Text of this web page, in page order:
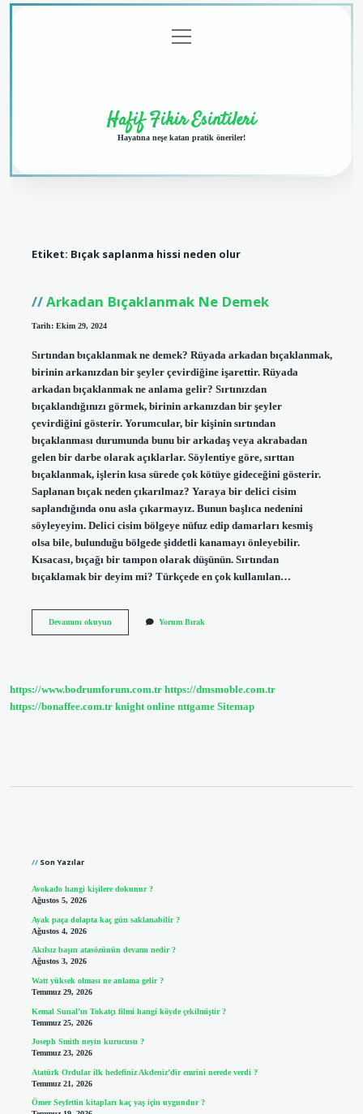
menüyü
aç
Hafif Fikir Esintileri
Hayatına neşe katan pratik öneriler!
Etiket: Bıçak saplanma hissi neden olur
Arkadan Bıçaklanmak Ne Demek
Tarih: Ekim 29, 2024
Sırtından bıçaklanmak ne demek? Rüyada arkadan bıçaklanmak,
birinin arkanızdan bir şeyler çevirdiğine işarettir. Rüyada
arkadan bıçaklanmak ne anlama gelir? Sırtınızdan
bıçaklandığınızı görmek, birinin arkanızdan bir şeyler
çevirdiğini gösterir. Yorumcular, bir kişinin sırtından
bıçaklanması durumunda bunu bir arkadaş veya akrabadan
gelen bir darbe olarak açıklarlar. Söylentiye göre, sırttan
bıçaklanmak, işlerin kısa sürede çok kötüye gideceğini gösterir.
Saplanan bıçak neden çıkarılmaz? Yaraya bir delici cisim
saplandığında onu asla çıkarmayız. Bunun başlıca nedenini
söyleyeyim. Delici cisim bölgeye nüfuz edip damarları kesmiş
olsa bile, bulunduğu bölgede şiddetli kanamayı önleyebilir.
Kısacası, bıçağı bir tampon olarak düşünün. Sırtından
bıçaklamak bir deyim mi? Türkçede en çok kullanılan…
Devamını okuyunArkadan
Yorum Bırak
https://www.bodrumforum.com.tr https://dmsmoble.com.tr
https://bonaffee.com.tr knight online nttgame Sitemap
Son Yazılar
Avokado hangi kişilere dokunur ?
Ağustos 5, 2026
Ayak paça dolapta kaç gün saklanabilir ?
Ağustos 4, 2026
Akılsız başın atasözünün devamı nedir ?
Ağustos 3, 2026
Watt yüksek olması ne anlama gelir ?
Temmuz 29, 2026
Kemal Sunal’ın Tokatçı filmi hangi köyde çekilmiştir ?
Temmuz 25, 2026
Joseph Smith neyin kurucusu ?
Temmuz 23, 2026
Atatürk Ordular ilk hedefiniz Akdeniz’dir emrini nerede verdi ?
Temmuz 21, 2026
Ömer Seyfettin kitapları kaç yaş için uygundur ?